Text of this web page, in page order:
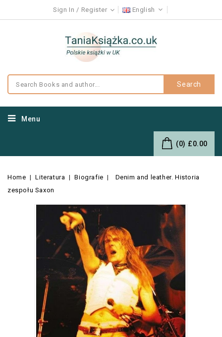
Sign In Register English
Search
Menu
(0) £0.00
Home Literatura Biografie
Denim and leather. Historia
zespołu Saxon